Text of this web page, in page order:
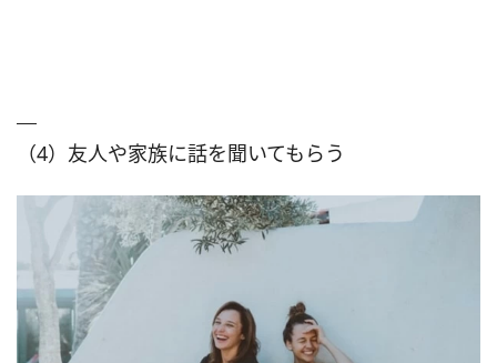
（4）友人や家族に話を聞いてもらう